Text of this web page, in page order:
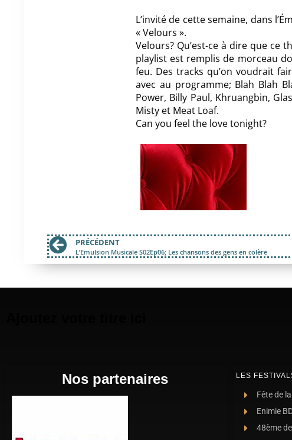
L’invité de cette semaine, dans
« Velours ».
Velours? Qu’est-ce à dire que ce
playlist est remplis de morceau
feu. Des tracks qu’on voudrait
avec au programme; Blah Blah
Power, Billy Paul, Khruangbin,
Misty et Meat Loaf.
Can you feel the love tonight?
PRÉCÉDENT
L’Emulsion Musicale S02Ep06; Les chansons des gens en colère
Nos partenaires LES
Fête de
Enimie
48ème